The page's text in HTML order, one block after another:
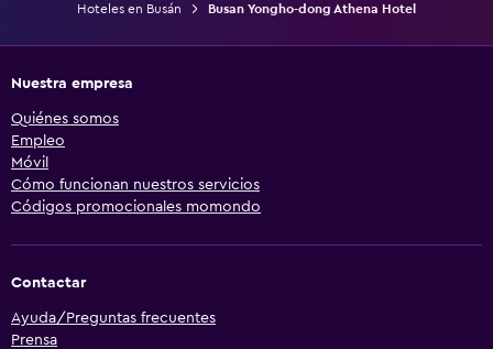
Hoteles en Busán
Busan Yongho-dong Athena Hotel
Nuestra empresa
Quiénes somos
Empleo
Móvil
Cómo funcionan nuestros servicios
Códigos promocionales momondo
Contactar
Ayuda/Preguntas frecuentes
Prensa